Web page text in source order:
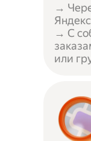
→
→ С
или